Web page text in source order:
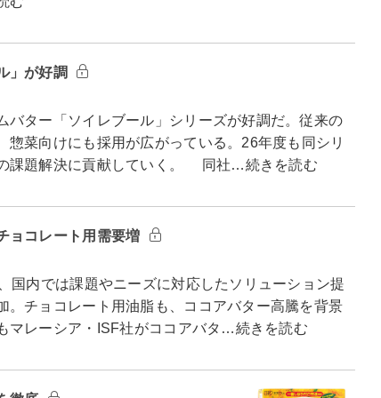
」が好調
ター「ソイレブール」シリーズが好調だ。従来の
菜向けにも採用が広がっている。26年度も同シリ
課題解決に貢献していく。 同社…続きを読む
ョコレート用需要増
内では課題やニーズに対応したソリューション提
チョコレート用油脂も、ココアバター高騰を背景
マレーシア・ISF社がココアバタ…続きを読む